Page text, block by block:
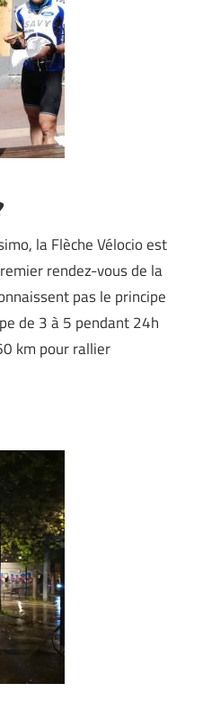
la Flèche Vélocio est
rendez-vous de la
pas le principe
de 3 à 5 pendant 24h
km pour rallier